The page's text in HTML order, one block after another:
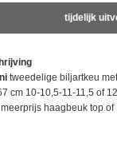
tijdelijk
tweedelige biljartkeu
cm 10-10,5-11-11,5 of
haagbeuk top